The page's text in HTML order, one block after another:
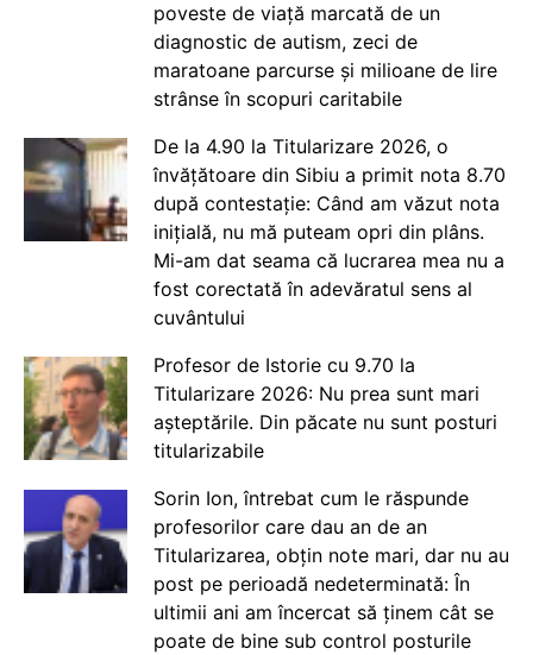
poveste de viață marcată de un
diagnostic de autism, zeci de
maratoane parcurse și milioane de lire
strânse în scopuri caritabile
De la 4.90 la Titularizare 2026, o
învățătoare din Sibiu a primit nota 8.70
după contestație: Când am văzut nota
inițială, nu mă puteam opri din plâns.
Mi-am dat seama că lucrarea mea nu a
fost corectată în adevăratul sens al
cuvântului
Profesor de Istorie cu 9.70 la
Titularizare 2026: Nu prea sunt mari
așteptările. Din păcate nu sunt posturi
titularizabile
Sorin Ion, întrebat cum le răspunde
profesorilor care dau an de an
Titularizarea, obțin note mari, dar nu au
post pe perioadă nedeterminată: În
ultimii ani am încercat să ținem cât se
poate de bine sub control posturile